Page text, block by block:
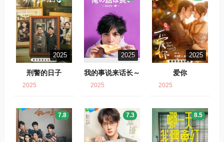
2025
刑警的日子
2025
2025
我的事说来话长～
2025・春～
2025
2025
爱你
2025
7.8 7.3 8.5